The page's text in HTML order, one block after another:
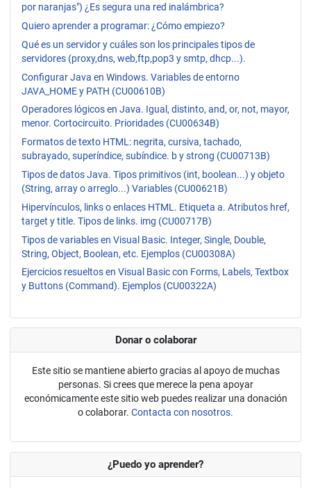
por naranjas") ¿Es segura una red inalámbrica?
Quiero aprender a programar: ¿Cómo empiezo?
Qué es un servidor y cuáles son los principales tipos de
servidores (proxy,dns, web,ftp,pop3 y smtp, dhcp...).
Configurar Java en Windows. Variables de entorno
JAVA_HOME y PATH (CU00610B)
Operadores lógicos en Java. Igual, distinto, and, or, not, mayor,
menor. Cortocircuito. Prioridades (CU00634B)
Formatos de texto HTML: negrita, cursiva, tachado,
subrayado, superíndice, subíndice. b y strong (CU00713B)
Tipos de datos Java. Tipos primitivos (int, boolean...) y objeto
(String, array o arreglo...) Variables (CU00621B)
Hipervínculos, links o enlaces HTML. Etiqueta a. Atributos href,
target y title. Tipos de links. img (CU00717B)
Tipos de variables en Visual Basic. Integer, Single, Double,
String, Object, Boolean, etc. Ejemplos (CU00308A)
Ejercicios resueltos en Visual Basic con Forms, Labels, Textbox
y Buttons (Command). Ejemplos (CU00322A)
Donar o colaborar
Este sitio se mantiene abierto gracias al apoyo de muchas
personas. Si crees que merece la pena apoyar
económicamente este sitio web puedes realizar una donación
o colaborar. Contacta con nosotros.
¿Puedo yo aprender?